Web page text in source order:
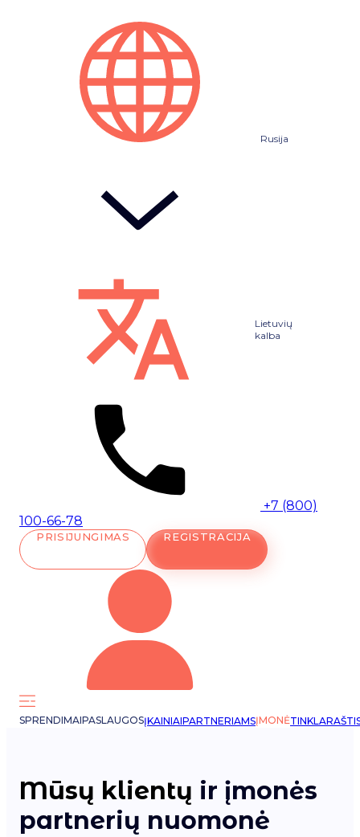
Rusija
Lietuvių
kalba
+7 (800)
100-66-78
PRISIJUNGIMAS REGISTRACIJA
SPRENDIMAIPASLAUGOSĮKAINIAIPARTNERIAMSĮMONĖ
Mūsų klientų ir įmonės
partnerių nuomonė